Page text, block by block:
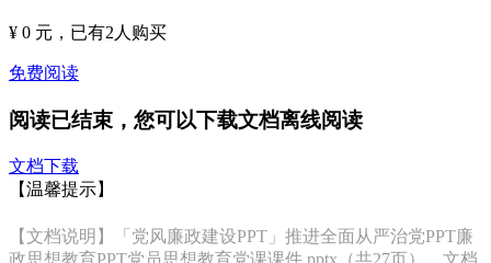
¥ 0 元 ，已有2 人购买
免费阅读
阅读已结束，您可以下载文档离线阅读
文档下载
【温馨提示】
【文档说明】「党风廉政建设PPT」推进全面从严治党PPT廉
政思想教育PPT党员思想教育党课课件.pptx（共27页），文档